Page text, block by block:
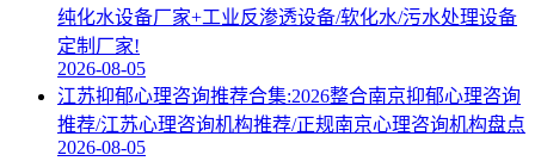
纯化水设备厂家+工业反渗透设备/软化水/污水处理设备
定制厂家!
2026-08-05
江苏抑郁心理咨询推荐合集:2026整合南京抑郁心理咨询
推荐/江苏心理咨询机构推荐/正规南京心理咨询机构盘点
2026-08-05